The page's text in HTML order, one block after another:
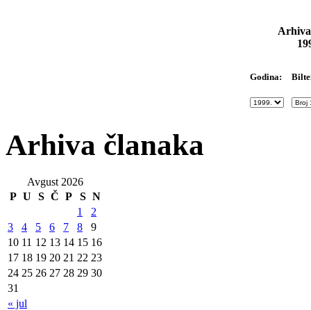
Godina:
Arhiva članaka
Avgust 2026
P U S Č P S N
« jul
1
2
3
4 5 6 7 8
9
10 11 12 13 14 15 16
17 18 19 20 21 22 23
24 25 26 27 28 29 30
31